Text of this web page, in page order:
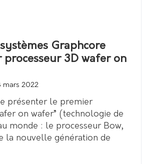
Graphcore
3D wafer on
mars 2022
présenter le premier
on wafer” (technologie de
monde : le processeur Bow,
la nouvelle génération de